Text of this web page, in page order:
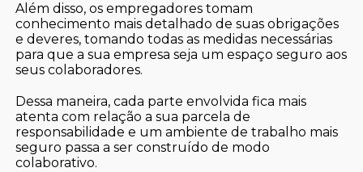
Além disso, os empregadores tomam
conhecimento mais detalhado de suas obrigações
e deveres, tomando todas as medidas necessárias
para que a sua empresa seja um espaço seguro aos
seus colaboradores.
Dessa maneira, cada parte envolvida fica mais
atenta com relação a sua parcela de
responsabilidade e um ambiente de trabalho mais
seguro passa a ser construído de modo
colaborativo.